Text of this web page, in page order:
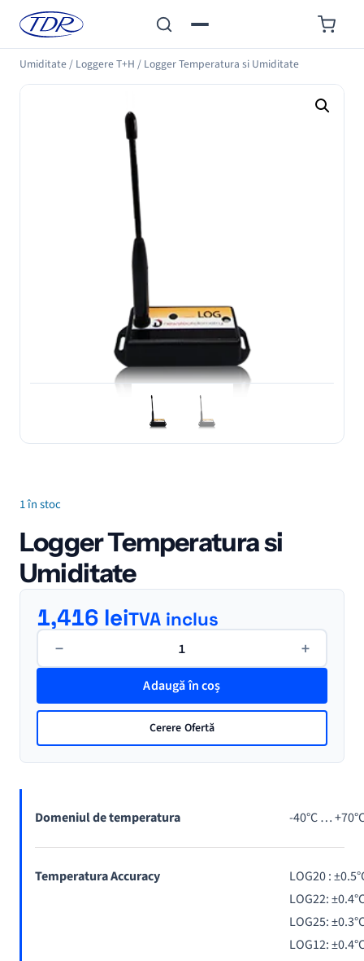
Umiditate/ Loggere T+H / Logger Temperatura si Umiditate
Logger Temperatura si
Umiditate
Domeniul de temperatura -40°C …
Temperatura Accuracy
LOG20 :
LOG22:
LOG25:
LOG12:
1 în stoc
1,416 leiTVA inclus
−
Cantitate
Logger
si
+
Adaugă în coș
Cerere Ofertă